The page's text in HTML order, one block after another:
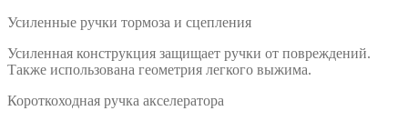
Усиленные ручки тормоза и сцепления
Усиленная конструкция защищает ручки от повреждений.
Также использована геометрия легкого выжима.
Короткоходная ручка акселератора